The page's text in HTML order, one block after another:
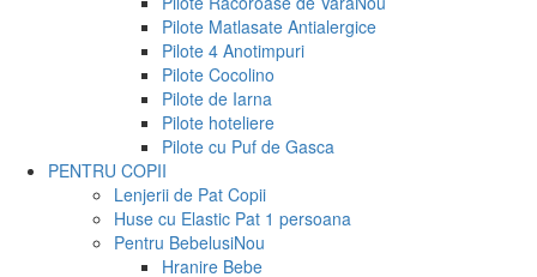
Pilote Matlasate Antialergice
Pilote 4 Anotimpuri
Pilote Cocolino
Pilote de Iarna
Pilote hoteliere
Pilote cu Puf de Gasca
PENTRU COPII
Lenjerii de Pat Copii
Huse cu Elastic Pat 1 persoana
Pentru BebelusiNou
Hranire Bebe